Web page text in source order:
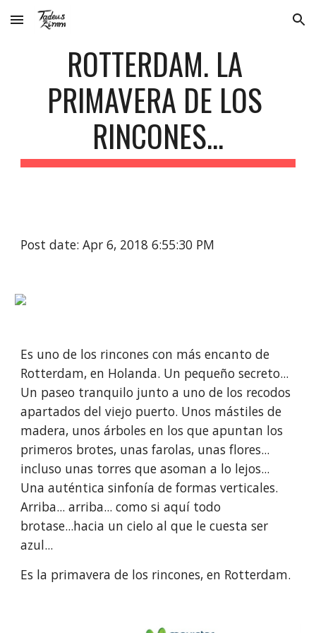
Skip to main content Skip to navigation
ROTTERDAM. LA
PRIMAVERA DE LOS
RINCONES...
Post date: Apr 6, 2018 6:55:30 PM
Es uno de los rincones con más encanto de
Rotterdam, en Holanda. Un pequeño secreto...
Un paseo tranquilo junto a uno de los recodos
apartados del viejo puerto. Unos mástiles de
madera, unos árboles en los que apuntan los
primeros brotes, unas farolas, unas flores...
incluso unas torres que asoman a lo lejos...
Una auténtica sinfonía de formas verticales.
Arriba... arriba... como si aquí todo
brotase...hacia un cielo al que le cuesta ser
azul...
Es la primavera de los rincones, en Rotterdam.